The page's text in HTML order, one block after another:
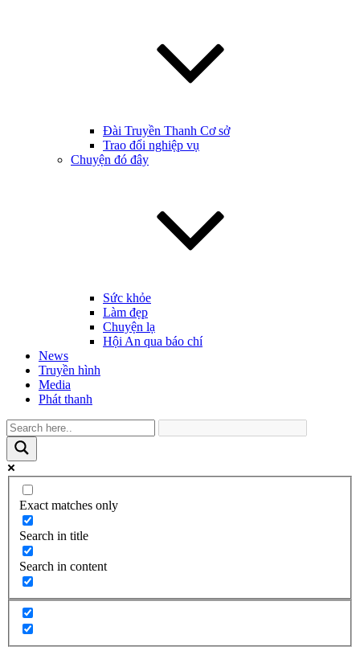
Đài Truyền Thanh Cơ sở
Trao đổi nghiệp vụ
Chuyện đó đây
Sức khỏe
Làm đẹp
Chuyện lạ
Hội An qua báo chí
News
Truyền hình
Media
Phát thanh
Exact matches only
Search in title
Search in content